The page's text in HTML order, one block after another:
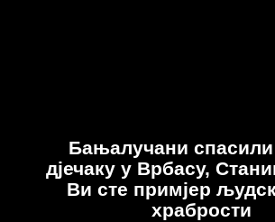
Бањалучани
дјечаку у Врбасу,
Ви сте примјер
храбрости